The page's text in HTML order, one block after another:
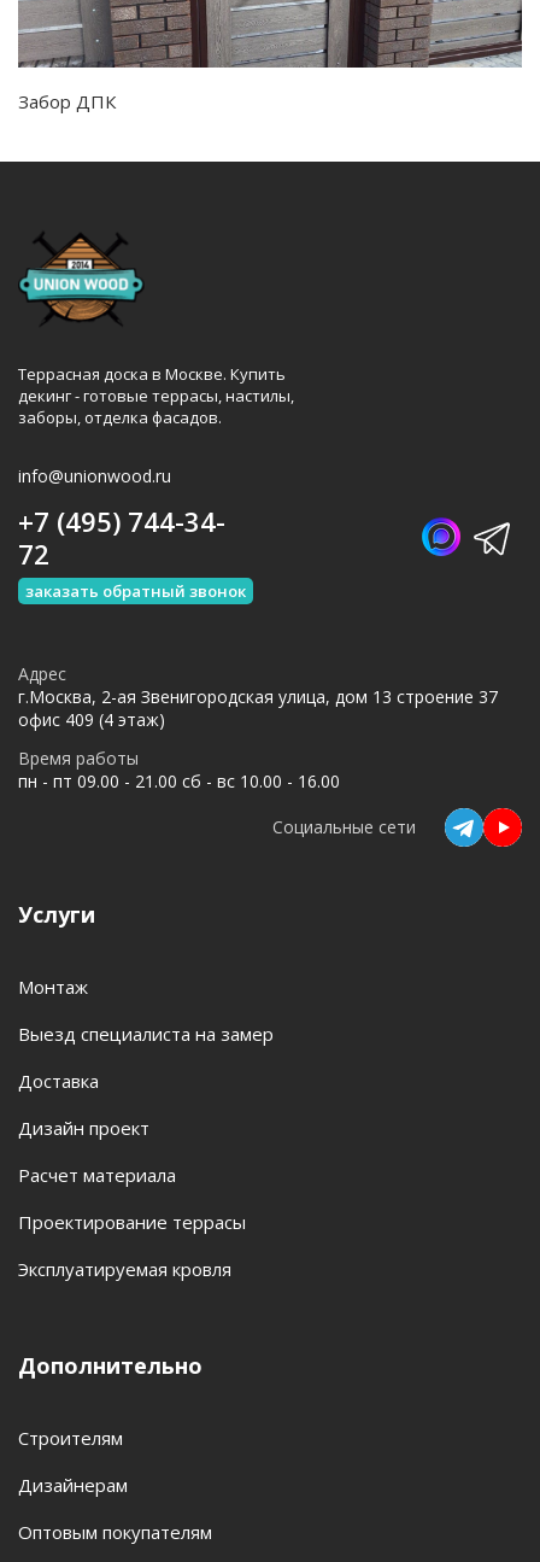
Забор ДПК
Террасная доска в Москве. Купить
декинг - готовые террасы, настилы,
заборы, отделка фасадов.
info@unionwood.ru
Услуги
Монтаж
Выезд специалиста на замер
Доставка
Дизайн проект
Расчет материала
Проектирование террасы
Эксплуатируемая кровля
Дополнительно
Строителям
Дизайнерам
Оптовым покупателям
+7 (495) 744-34-
72
заказать обратный звонок
Адрес
г.Москва, 2-ая Звенигородская улица, дом 13 строение 37
офис 409 (4 этаж)
Время работы
пн - пт 09.00 - 21.00 сб - вс 10.00 - 16.00
Социальные сети